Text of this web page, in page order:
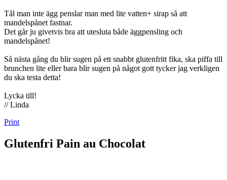
Tål man inte ägg penslar man med lite vatten+ sirap så att
mandelspånet fastnar.
Det går ju givetvis bra att utesluta både äggpensling och
mandelspånet!
Så nästa gång du blir sugen på ett snabbt glutenfritt fika, ska piffa till
brunchen lite eller bara blir sugen på något gott tycker jag verkligen
du ska testa detta!
Lycka till!
// Linda
Print
Glutenfri Pain au Chocolat